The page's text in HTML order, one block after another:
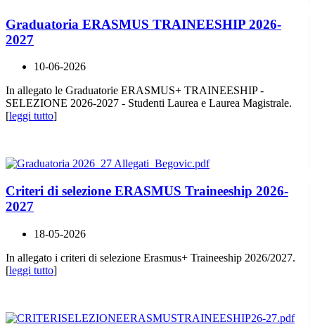
Graduatoria ERASMUS TRAINEESHIP 2026-
2027
10-06-2026
In allegato le Graduatorie ERASMUS+ TRAINEESHIP -
SELEZIONE 2026-2027 - Studenti Laurea e Laurea Magistrale.
[leggi tutto]
Criteri di selezione ERASMUS Traineeship 2026-
2027
18-05-2026
In allegato i criteri di selezione Erasmus+ Traineeship 2026/2027.
[leggi tutto]